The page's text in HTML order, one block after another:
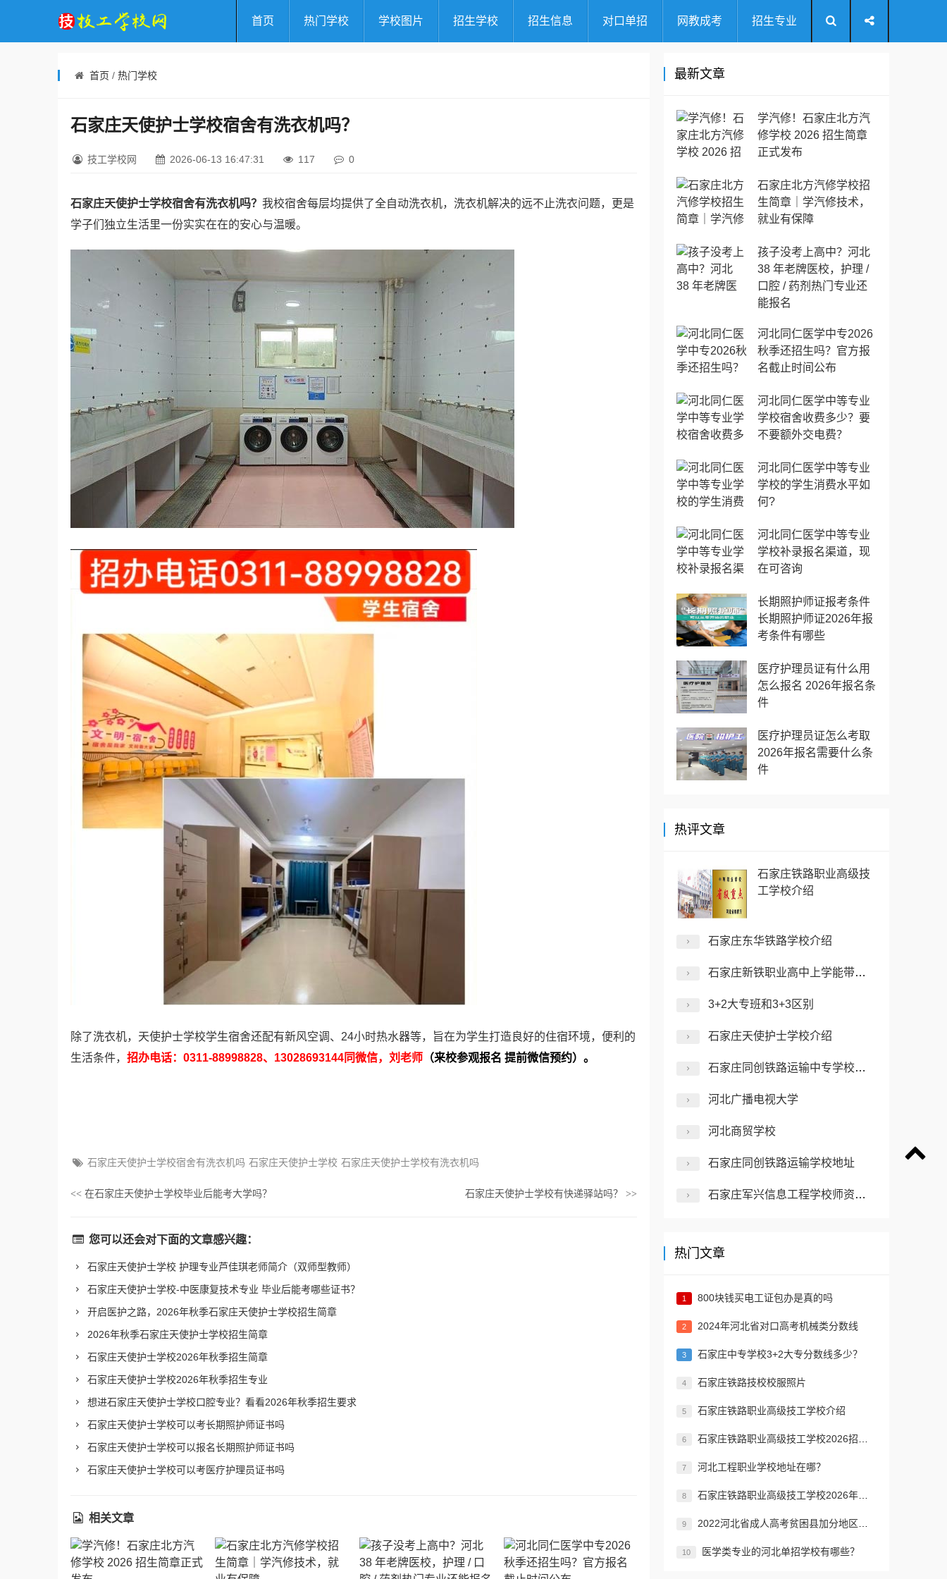
首页 热门学校 学校图片 招生学校 招生信息 对口单招 网教成考 招生专业
首页 / 热门学校
石家庄天使护士学校宿舍有洗衣机吗？
技工学校网 2026-06-13 16:47:31 117 0
石家庄天使护士学校宿舍有洗衣机吗？ 我校宿舍每层均提供了全自动洗衣机，洗衣机解决的远不止洗衣问题，更是
学子们独立生活里一份实实在在的安心与温暖。
除了洗衣机，天使护士学校学生宿舍还配有新风空调、24小时热水器等，旨在为学生打造良好的住宿环境，便利的
生活条件， 招办电话：0311-88998828、13028693144同微信，刘老师 （来校参观报名 提前微信预约）。
石家庄天使护士学校宿舍有洗衣机吗 石家庄天使护士学校 石家庄天使护士学校有洗衣机吗
<< 在石家庄天使护士学校毕业后能考大学吗？ 石家庄天使护士学校有快递驿站吗？ >>
您可以还会对下面的文章感兴趣：
石家庄天使护士学校 护理专业芦佳琪老师简介（双师型教师）
石家庄天使护士学校-中医康复技术专业 毕业后能考哪些证书？
开启医护之路，2026年秋季石家庄天使护士学校招生简章
2026年秋季石家庄天使护士学校招生简章
石家庄天使护士学校2026年秋季招生简章
石家庄天使护士学校2026年秋季招生专业
想进石家庄天使护士学校口腔专业？看看2026年秋季招生要求
石家庄天使护士学校可以考长期照护师证书吗
石家庄天使护士学校可以报名长期照护师证书吗
石家庄天使护士学校可以考医疗护理员证书吗
相关文章
最新文章
学汽修！石家庄北方汽
修学校 2026 招生简章
正式发布
石家庄北方汽修学校招
生简章｜学汽修技术，
就业有保障
孩子没考上高中？河北
38 年老牌医校，护理 /
口腔 / 药剂热门专业还
能报名
河北同仁医学中专2026
秋季还招生吗？官方报
名截止时间公布
河北同仁医学中等专业
学校宿舍收费多少？要
不要额外交电费？
河北同仁医学中等专业
学校的学生消费水平如
何?
河北同仁医学中等专业
学校补录报名渠道，现
在可咨询
长期照护师证报考条件
长期照护师证2026年报
考条件有哪些
医疗护理员证有什么用
怎么报名 2026年报名条
件
医疗护理员证怎么考取
2026年报名需要什么条
件
热评文章
石家庄铁路职业高级技
工学校介绍
石家庄东华铁路学校介绍
石家庄新铁职业高中上学能带手机吗
3+2大专班和3+3区别
石家庄天使护士学校介绍
石家庄同创铁路运输中专学校介绍
河北广播电视大学
河北商贸学校
石家庄同创铁路运输学校地址
石家庄军兴信息工程学校师资力量怎么样？
热门文章
1 800块钱买电工证包办是真的吗
2 2024年河北省对口高考机械类分数线
3 ​石家庄中专学校3+2大专分数线多少？
4 石家庄铁路技校校服照片
5 石家庄铁路职业高级技工学校介绍
6 石家庄铁路职业高级技工学校2026招生简章
7 河北工程职业学校地址在哪？
8 石家庄铁路职业高级技工学校2026年招生简章
9 2022河北省成人高考贫困县加分地区名单
10 医学类专业的河北单招学校有哪些？